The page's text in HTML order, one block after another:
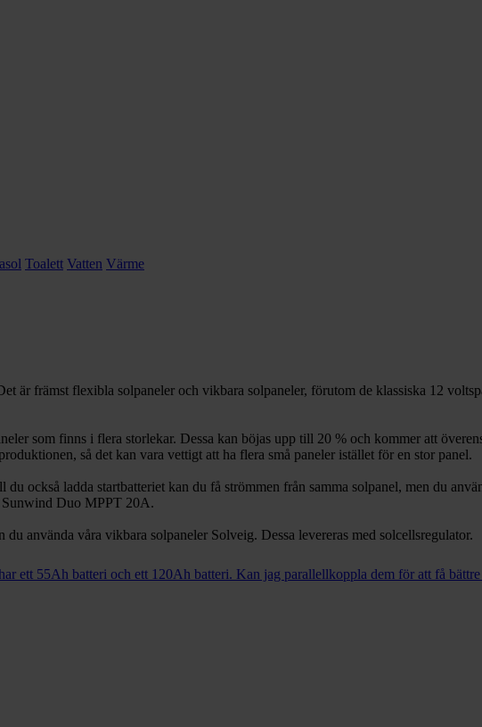
Toalett Vatten Värme
är främst flexibla solpaneler och vikbara solpaneler, förutom de klassiska 12
som finns i flera storlekar. Dessa kan böjas upp till 20 % och kommer att
så det kan vara vettigt att ha flera små paneler istället för en stor panel.
också ladda startbatteriet kan du få strömmen från samma solpanel, men du
Sunwind Duo MPPT 20A.
använda våra vikbara solpaneler Solveig. Dessa levereras med solcellsregulator.
ett 55Ah batteri och ett 120Ah batteri. Kan jag parallellkoppla dem för att få